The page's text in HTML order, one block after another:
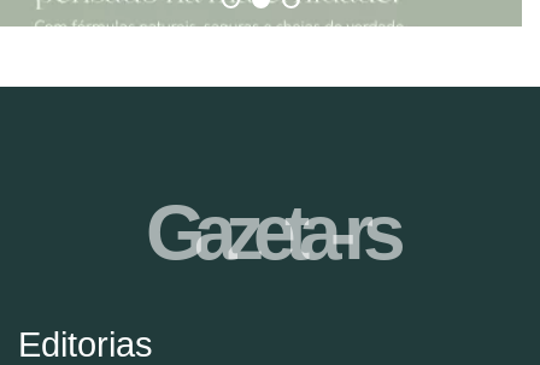
Editorias
Gazeta-rs